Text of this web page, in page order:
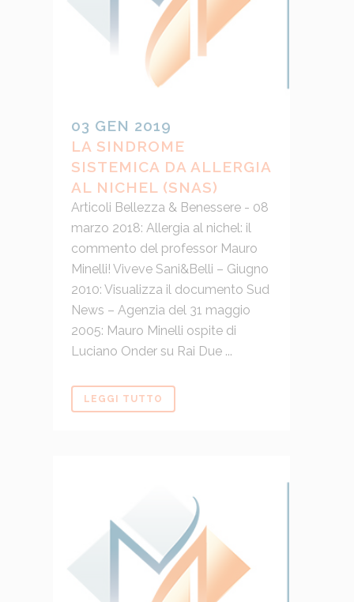
03 GEN 2019
LA SINDROME
SISTEMICA DA ALLERGIA
AL NICHEL (SNAS)
Articoli Bellezza & Benessere - 08
marzo 2018: Allergia al nichel: il
commento del professor Mauro
Minelli! Viveve Sani&Belli – Giugno
2010: Visualizza il documento Sud
News – Agenzia del 31 maggio
2005: Mauro Minelli ospite di
Luciano Onder su Rai Due ...
LEGGI TUTTO